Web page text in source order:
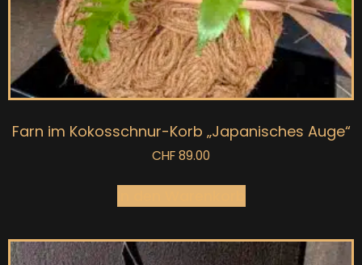
Farn im Kokosschnur-Korb „Japanisches Auge“
CHF89.00